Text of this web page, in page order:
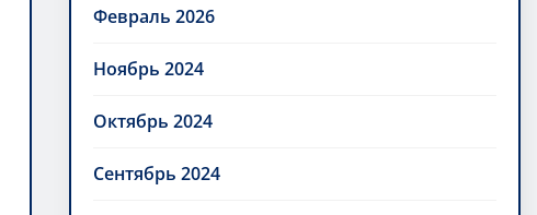
Февраль 2026
Ноябрь 2024
Октябрь 2024
Сентябрь 2024